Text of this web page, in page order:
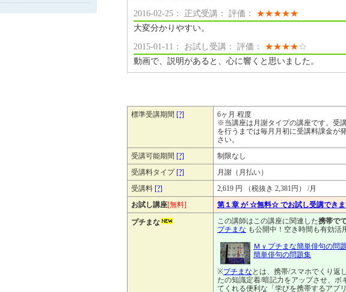
2016-02-25： 正式受講： 評価： ★★★★★
大変分かりやすい。
2015-01-11： お試し受講： 評価： ★★★★☆
動画で、説明があると、心に響くと思いました。
標準受講期間 [?]
6ヶ月 程度
※当講座は月謝タイプの講座です。受
を行うまでは毎月月初に受講料課金が
さい。
受講可能期間 [?]
制限なし
受講料タイプ[?]
月謝（月払い）
受講料 [?]
2,619 円 （税抜き 2,381円） /月
お試し講座[無料] 第１章 が ☆無料☆ でお試し受講できま
プチまな この講師はこの講座に関連した携帯で
プチまな も公開中！空き時間も有効活
Ｍｙプチまな簡単俳句の問
簡単俳句の問題集
※プチまな とは、携帯/スマホでくり返
たの知識定着/暗記力をアップさせ、ボ
てくれる便利な「学びを携帯するアプ